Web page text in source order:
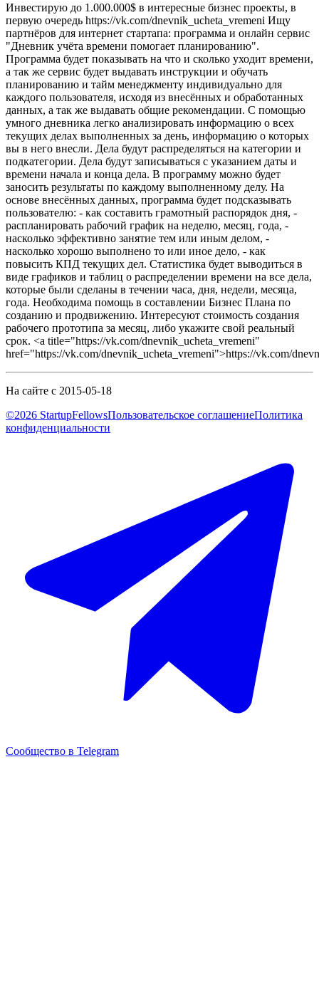
Инвестирую до 1.000.000$ в интересные бизнес проекты, в
первую очередь https://vk.com/dnevnik_ucheta_vremeni Ищу
партнёров для интернет стартапа: программа и онлайн сервис
"Дневник учёта времени помогает планированию".
Программа будет показывать на что и сколько уходит времени,
а так же сервис будет выдавать инструкции и обучать
планированию и тайм менеджменту индивидуально для
каждого пользователя, исходя из внесённых и обработанных
данных, а так же выдавать общие рекомендации. С помощью
умного дневника легко анализировать информацию о всех
текущих делах выполненных за день, информацию о которых
вы в него внесли. Дела будут распределяться на категории и
подкатегории. Дела будут записываться с указанием даты и
времени начала и конца дела. В программу можно будет
заносить результаты по каждому выполненному делу. На
основе внесённых данных, программа будет подсказывать
пользователю: - как составить грамотный распорядок дня, -
распланировать рабочий график на неделю, месяц, года, -
насколько эффективно занятие тем или иным делом, -
насколько хорошо выполнено то или иное дело, - как
повысить КПД текущих дел. Статистика будет выводиться в
виде графиков и таблиц о распределении времени на все дела,
которые были сделаны в течении часа, дня, недели, месяца,
года. Необходима помощь в составлении Бизнес Плана по
созданию и продвижению. Интересуют стоимость создания
рабочего прототипа за месяц, либо укажите свой реальный
срок. <a title="https://vk.com/dnevnik_ucheta_vremeni"
href="https://vk.com/dnevnik_ucheta_vremeni">https://vk.com/
На сайте с 2015-05-18
©2026 StartupFellowsПользовательское соглашениеПолитика
конфиденциальности
Сообщество в Telegram